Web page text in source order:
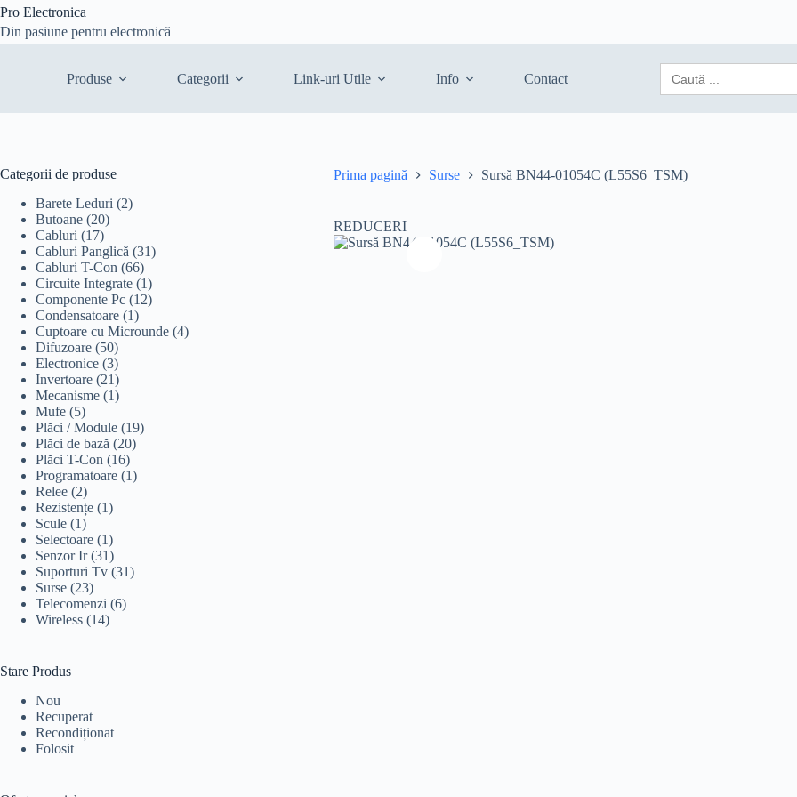
Sari
conținut
Pro Electronica
Din pasiune pentru electronică
Produse Categorii Link-uri Utile Info Contact
Search
for:
Prima pagină Surse Sursă BN44-01054C (L55S6_TSM)
REDUCERI
Categorii de produse
Barete Leduri (2)
Butoane (20)
Cabluri (17)
Cabluri Panglică (31)
Cabluri T-Con (66)
Circuite Integrate (1)
Componente Pc (12)
Condensatoare (1)
Cuptoare cu Microunde (4)
Difuzoare (50)
Electronice (3)
Invertoare (21)
Mecanisme (1)
Mufe (5)
Plăci / Module (19)
Plăci de bază (20)
Plăci T-Con (16)
Programatoare (1)
Relee (2)
Rezistențe (1)
Scule (1)
Selectoare (1)
Senzor Ir (31)
Suporturi Tv (31)
Surse (23)
Telecomenzi (6)
Wireless (14)
Stare Produs
Nou
Recuperat
Recondiționat
Folosit